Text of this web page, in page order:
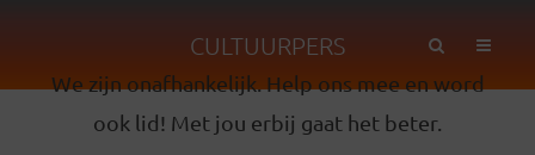
CULTUURPERS
We zijn onafhankelijk. Help ons mee en word
ook lid! Met jou erbij gaat het beter.